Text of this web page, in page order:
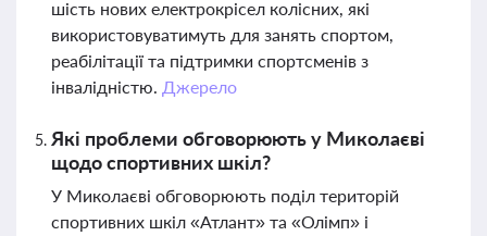
шість нових електрокрісел колісних, які
використовуватимуть для занять спортом,
реабілітації та підтримки спортсменів з
інвалідністю. Джерело
Які проблеми обговорюють у Миколаєві
щодо спортивних шкіл?
У Миколаєві обговорюють поділ територій
спортивних шкіл «Атлант» та «Олімп» і